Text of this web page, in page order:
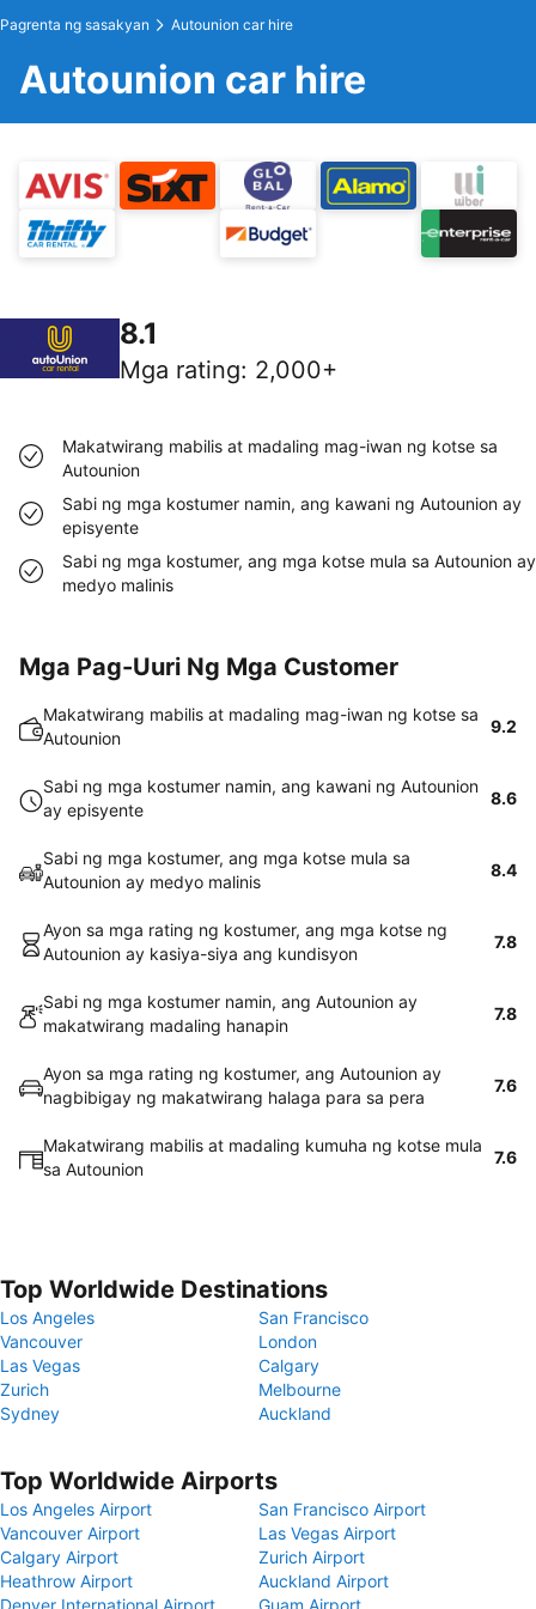
Pagrenta ng sasakyan Autounion car hire
Autounion car hire
8.1
Mga rating: 2,000+
Makatwirang mabilis at madaling mag-iwan ng kotse sa
Autounion
Sabi ng mga kostumer namin, ang kawani ng Autounion ay
episyente
Sabi ng mga kostumer, ang mga kotse mula sa Autounion ay
medyo malinis
Mga Pag-Uuri Ng Mga Customer
Makatwirang mabilis at madaling mag-iwan ng kotse sa
Autounion
9.2
Sabi ng mga kostumer namin, ang kawani ng Autounion
ay episyente
8.6
Sabi ng mga kostumer, ang mga kotse mula sa
Autounion ay medyo malinis
8.4
Ayon sa mga rating ng kostumer, ang mga kotse ng
Autounion ay kasiya-siya ang kundisyon
7.8
Sabi ng mga kostumer namin, ang Autounion ay
makatwirang madaling hanapin
7.8
Ayon sa mga rating ng kostumer, ang Autounion ay
nagbibigay ng makatwirang halaga para sa pera
7.6
Makatwirang mabilis at madaling kumuha ng kotse mula
sa Autounion
7.6
Top Worldwide Destinations
Los Angeles
San Francisco
Vancouver
London
Las Vegas
Calgary
Zurich
Melbourne
Sydney
Auckland
Top Worldwide Airports
Los Angeles Airport
San Francisco Airport
Vancouver Airport
Las Vegas Airport
Calgary Airport
Zurich Airport
Heathrow Airport
Auckland Airport
Denver International Airport
Guam Airport